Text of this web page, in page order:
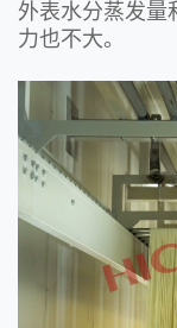
外表水分蒸发量
力也不大。